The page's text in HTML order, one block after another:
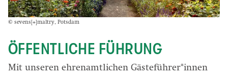
© sevens[+]maltry, Potsdam
ÖFFENTLICHE FÜHRUNG
Mit unseren ehrenamtlichen Gästeführer*innen